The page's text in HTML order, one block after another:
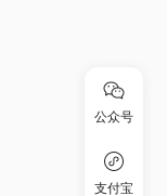
公众号
支付宝